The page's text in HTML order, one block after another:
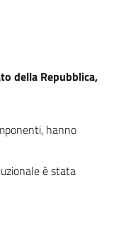
della Repubblica,
hanno
è stata